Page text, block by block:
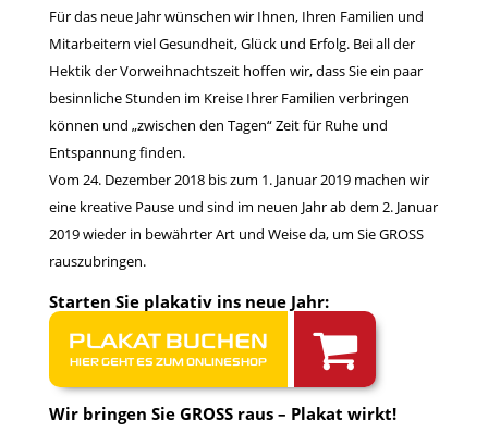
Für das neue Jahr wünschen wir Ihnen, Ihren Familien und
Mitarbeitern viel Gesundheit, Glück und Erfolg. Bei all der
Hektik der Vorweihnachtszeit hoffen wir, dass Sie ein paar
besinnliche Stunden im Kreise Ihrer Familien verbringen
können und „zwischen den Tagen“ Zeit für Ruhe und
Entspannung finden.
Vom 24. Dezember 2018 bis zum 1. Januar 2019 machen wir
eine kreative Pause und sind im neuen Jahr ab dem 2. Januar
2019 wieder in bewährter Art und Weise da, um Sie GROSS
rauszubringen.
Starten Sie plakativ ins neue Jahr:
PLAKAT BUCHEN
HIER GEHT ES ZUM ONLINESHOP
Wir bringen Sie GROSS raus – Plakat wirkt!